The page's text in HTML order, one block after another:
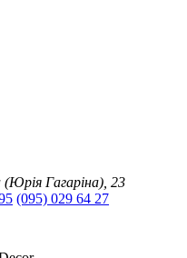
Гагаріна), 23
(095) 029 64 27